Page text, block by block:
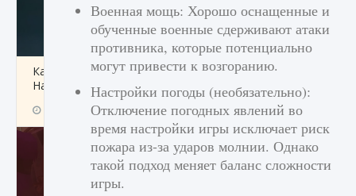
Как проверить статус сервера Delta Force
Hawk Ops
9 августа 2024 1 286 0 0
Военная мощь: Хорошо оснащенные и
обученные военные сдерживают атаки
противника, которые потенциально
могут привести к возгоранию.
Настройки погоды (необязательно):
Отключение погодных явлений во
время настройки игры исключает риск
пожара из-за ударов молнии. Однако
такой подход меняет баланс сложности
игры.